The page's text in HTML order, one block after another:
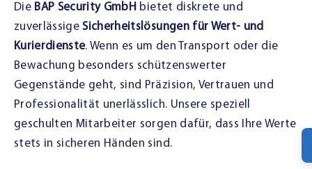
Die BAP Security GmbH bietet diskrete und
zuverlässigeSicherheitslösungen für Wert- und
Kurierdienste. Wenn es um den Transport oder die
Bewachung besonders schützenswerter
Gegenstände geht, sind Präzision, Vertrauen und
Professionalität unerlässlich. Unsere speziell
geschulten Mitarbeiter sorgen dafür, dass Ihre Werte
stets in sicheren Händen sind.